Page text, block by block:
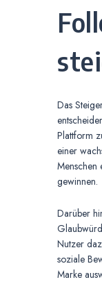
Das
Plattform
einer
Menschen
gewinnen.
Darüber
Nutzer
soziale
Marke